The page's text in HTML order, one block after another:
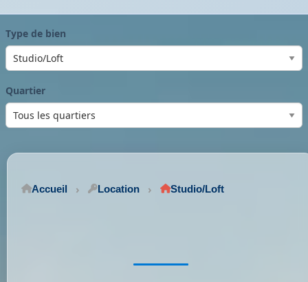
Type de bien
Quartier
Accueil Location Studio/Loft